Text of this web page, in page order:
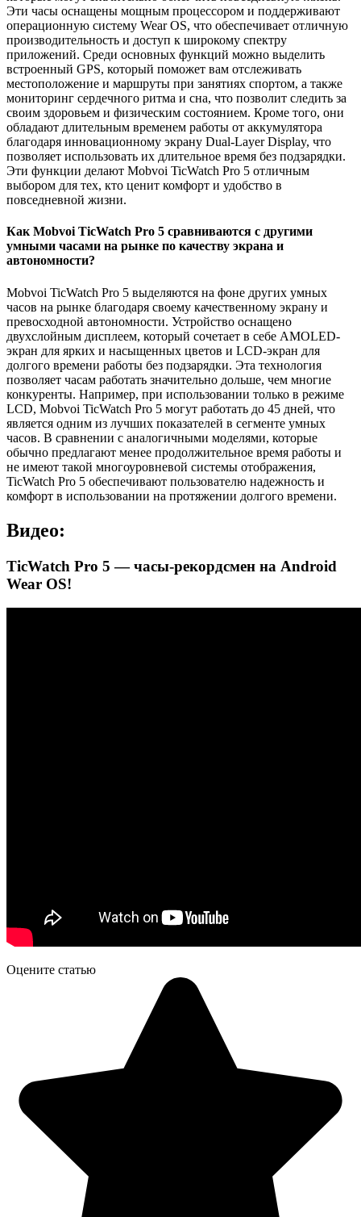
Эти часы оснащены мощным процессором и поддерживают
операционную систему Wear OS, что обеспечивает отличную
производительность и доступ к широкому спектру
приложений. Среди основных функций можно выделить
встроенный GPS, который поможет вам отслеживать
местоположение и маршруты при занятиях спортом, а также
мониторинг сердечного ритма и сна, что позволит следить за
своим здоровьем и физическим состоянием. Кроме того, они
обладают длительным временем работы от аккумулятора
благодаря инновационному экрану Dual-Layer Display, что
позволяет использовать их длительное время без подзарядки.
Эти функции делают Mobvoi TicWatch Pro 5 отличным
выбором для тех, кто ценит комфорт и удобство в
повседневной жизни.
Как Mobvoi TicWatch Pro 5 сравниваются с другими
умными часами на рынке по качеству экрана и
автономности?
Mobvoi TicWatch Pro 5 выделяются на фоне других умных
часов на рынке благодаря своему качественному экрану и
превосходной автономности. Устройство оснащено
двухслойным дисплеем, который сочетает в себе AMOLED-
экран для ярких и насыщенных цветов и LCD-экран для
долгого времени работы без подзарядки. Эта технология
позволяет часам работать значительно дольше, чем многие
конкуренты. Например, при использовании только в режиме
LCD, Mobvoi TicWatch Pro 5 могут работать до 45 дней, что
является одним из лучших показателей в сегменте умных
часов. В сравнении с аналогичными моделями, которые
обычно предлагают менее продолжительное время работы и
не имеют такой многоуровневой системы отображения,
TicWatch Pro 5 обеспечивают пользователю надежность и
комфорт в использовании на протяжении долгого времени.
Видео:
TicWatch Pro 5 — часы-рекордсмен на Android
Wear OS!
Оцените статью